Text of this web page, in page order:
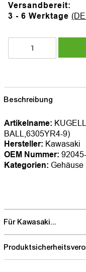
Versandbereit:
3 - 6 Werktage
Beschreibung
Artikelname:
BALL,6305YR4-9)
Hersteller: Kawasaki
OEM Nummer:
Kategorien: Gehäuse
Für Kawasaki...